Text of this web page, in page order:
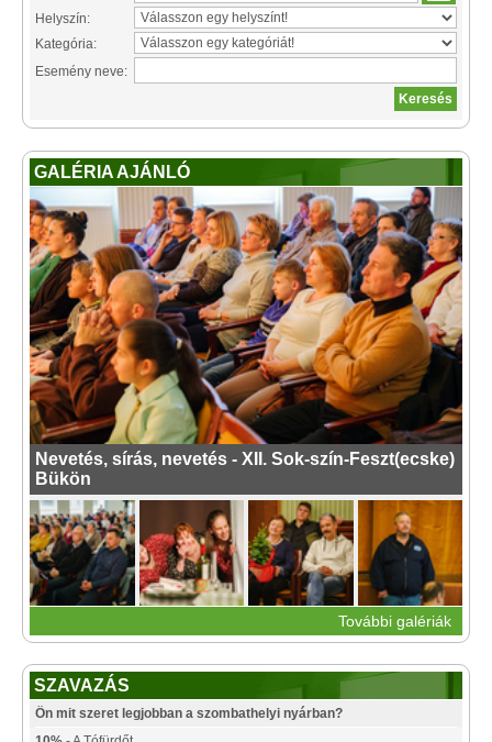
Helyszín:
Kategória:
Esemény neve:
GALÉRIA AJÁNLÓ
Nevetés, sírás, nevetés - XII. Sok-szín-Feszt(ecske)
Bükön
További galériák
SZAVAZÁS
Ön mit szeret legjobban a szombathelyi nyárban?